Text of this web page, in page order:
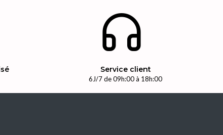
Service client
6J/7 de 09h:00 à 18h:00